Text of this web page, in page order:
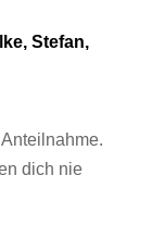
Stefan,
dich nie